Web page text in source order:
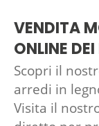
VENDITA
ONLINE
Scopri il
arredi in
Visita il